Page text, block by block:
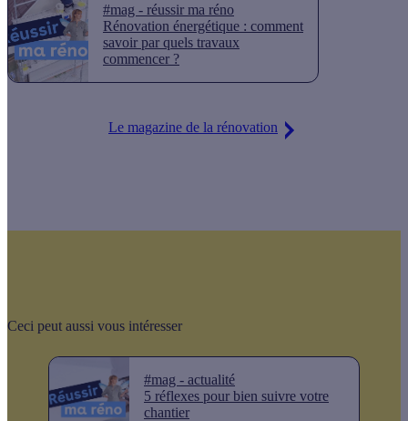
#mag - réussir ma réno
Rénovation énergétique : comment
savoir par quels travaux
commencer ?
Le magazine de la rénovation
Ceci peut aussi vous intéresser
#mag - actualité
5 réflexes pour bien suivre votre
chantier